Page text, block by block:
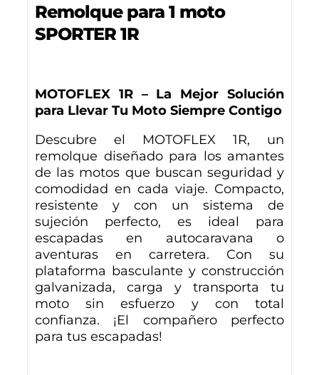
Remolque para 1 moto
SPORTER 1R
MOTOFLEX 1R – La Mejor Solución
para Llevar Tu Moto Siempre Contigo
Descubre el MOTOFLEX 1R, un
remolque diseñado para los amantes
de las motos que buscan seguridad y
comodidad en cada viaje. Compacto,
resistente y con un sistema de
sujeción perfecto, es ideal para
escapadas en autocaravana o
aventuras en carretera. Con su
plataforma basculante y construcción
galvanizada, carga y transporta tu
moto sin esfuerzo y con total
confianza. ¡El compañero perfecto
para tus escapadas!